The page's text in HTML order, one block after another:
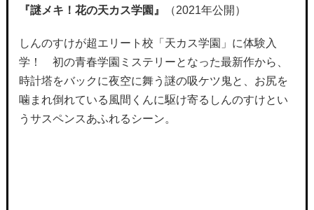
『謎メキ！花の天カス学園』 （2021年公開）
しんのすけが超エリート校「天カス学園」に体験入
学！ 初の青春学園ミステリーとなった最新作から、
時計塔をバックに夜空に舞う謎の吸ケツ鬼と、お尻を
噛まれ倒れている風間くんに駆け寄るしんのすけとい
うサスペンスあふれるシーン。